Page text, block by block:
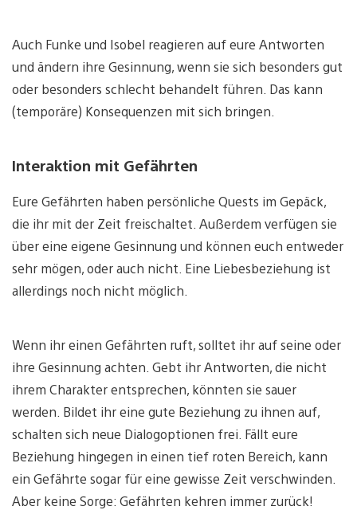
Auch Funke und Isobel reagieren auf eure Antworten
und ändern ihre Gesinnung, wenn sie sich besonders gut
oder besonders schlecht behandelt führen. Das kann
(temporäre) Konsequenzen mit sich bringen.
Interaktion mit Gefährten
Eure Gefährten haben persönliche Quests im Gepäck,
die ihr mit der Zeit freischaltet. Außerdem verfügen sie
über eine eigene Gesinnung und können euch entweder
sehr mögen, oder auch nicht. Eine Liebesbeziehung ist
allerdings noch nicht möglich.
Wenn ihr einen Gefährten ruft, solltet ihr auf seine oder
ihre Gesinnung achten. Gebt ihr Antworten, die nicht
ihrem Charakter entsprechen, könnten sie sauer
werden. Bildet ihr eine gute Beziehung zu ihnen auf,
schalten sich neue Dialogoptionen frei. Fällt eure
Beziehung hingegen in einen tief roten Bereich, kann
ein Gefährte sogar für eine gewisse Zeit verschwinden.
Aber keine Sorge: Gefährten kehren immer zurück!